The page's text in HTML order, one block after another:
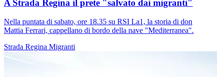
A Strada Regina il prete "salvato dai migranti"
Nella puntata di sabato, ore 18.35 su RSI La1, la storia di don
Mattia Ferrari, cappellano di bordo della nave "Mediterranea".
Strada Regina Migranti